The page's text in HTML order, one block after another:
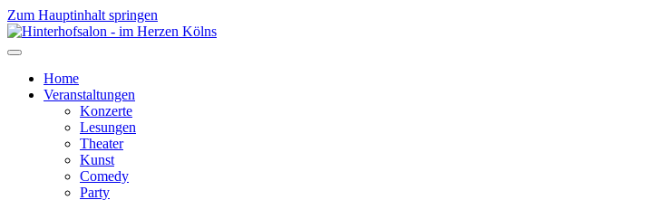
Zum Hauptinhalt springen
Home
Veranstaltungen
Konzerte
Lesungen
Theater
Kunst
Comedy
Party